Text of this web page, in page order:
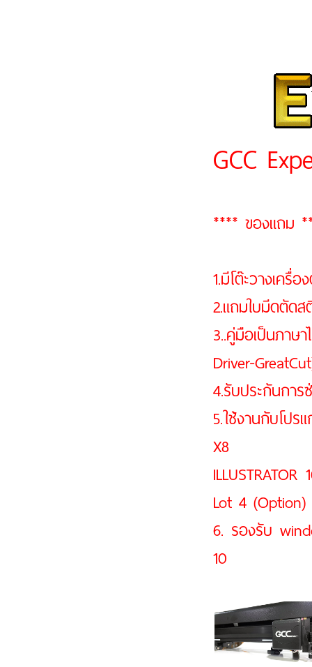
GCC
**** ของแถม
1.มีโต๊ะวางเครื่
2.แถมใบมีดตัด
3..คู่มือเป็นภา
Driver-
4.รับประกันการ
5.ใช้งานกับโ
X8
Lot 4 (Option)
6. รองรับ
10